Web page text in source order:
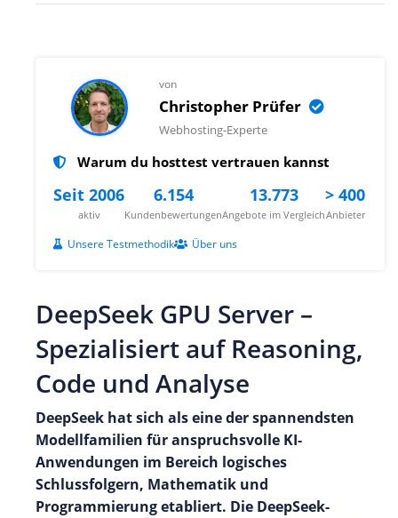
von
Christopher Prüfer
Webhosting-Experte
Warum du hosttest vertrauen kannst
Seit 2006
aktiv
6.154
Kundenbewertungen
13.773
Angebote im Vergleich
> 400
Anbieter
Unsere Testmethodik Über uns
DeepSeek GPU Server –
Spezialisiert auf Reasoning,
Code und Analyse
DeepSeek hat sich als eine der spannendsten
Modellfamilien für anspruchsvolle KI-
Anwendungen im Bereich logisches
Schlussfolgern, Mathematik und
Programmierung etabliert. Die DeepSeek-